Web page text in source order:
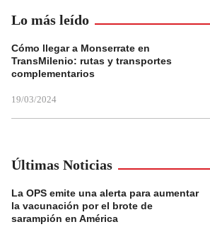
Lo más leído
Cómo llegar a Monserrate en
TransMilenio: rutas y transportes
complementarios
19/03/2024
Últimas Noticias
La OPS emite una alerta para aumentar
la vacunación por el brote de
sarampión en América